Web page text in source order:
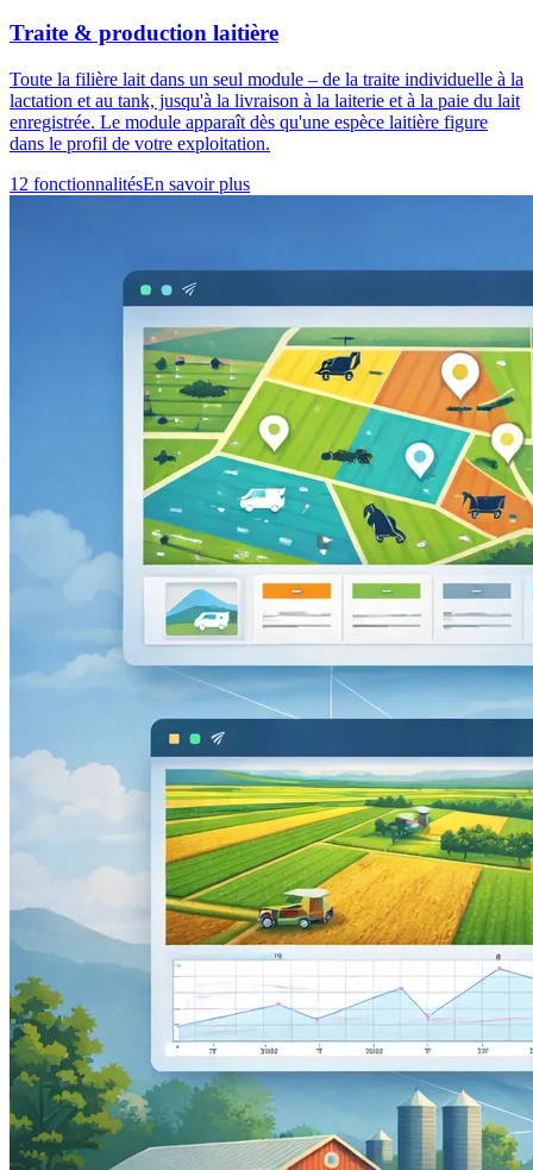
Traite & production laitière
Toute la filière lait dans un seul module – de la traite individuelle à la
lactation et au tank, jusqu'à la livraison à la laiterie et à la paie du lait
enregistrée. Le module apparaît dès qu'une espèce laitière figure
dans le profil de votre exploitation.
12 fonctionnalitésEn savoir plus